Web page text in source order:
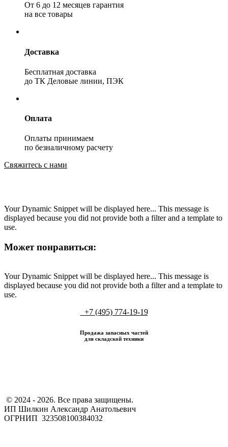
От 6 до 12 месяцев гарантия
на все товары
Доставка
Бесплатная доставка
до ТК Деловые линии, ПЭК
Оплата
Оплаты принимаем
по безналичному расчету
Свяжитесь с нами
Your Dynamic Snippet will be displayed here... This message is
displayed because you did not provide both a filter and a template to
use.
Может понравиться:
Your Dynamic Snippet will be displayed here... This message is
displayed because you did not provide both a filter and a template to
use.
+7 (495) 774-19-19
Продажа запасных частей
для складской техники
​ © 2024 - 2026. Все права защищены.
ИП Шилкин Александр Анатольевич
ОГРНИП 323508100384032